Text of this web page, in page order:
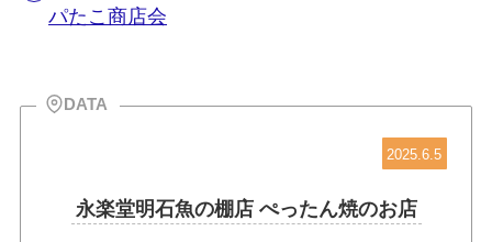
パたこ商店会
DATA
2025.6.5
永楽堂明石魚の棚店 ぺったん焼のお店